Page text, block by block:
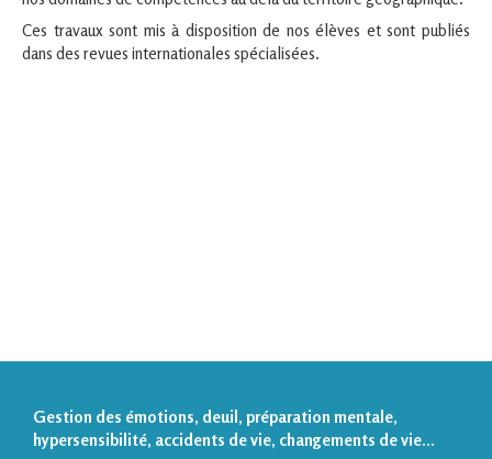
Ces travaux sont mis à disposition de nos élèves et sont publiés
dans des revues internationales spécialisées.
Gestion des émotions, deuil, préparation mentale,
hypersensibilité, accidents de vie, changements de vie...